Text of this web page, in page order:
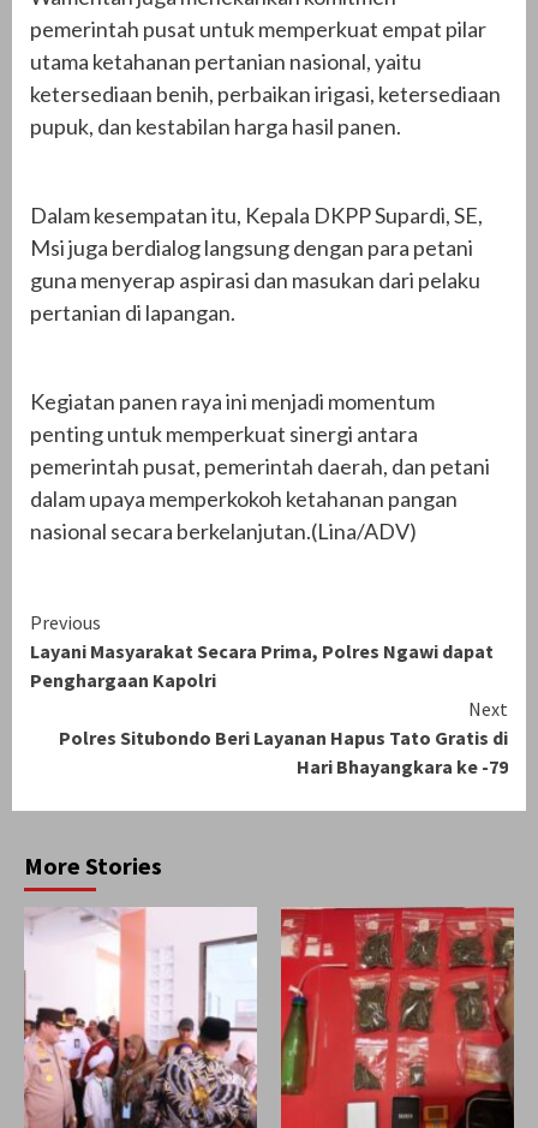
pemerintah pusat untuk memperkuat empat pilar
utama ketahanan pertanian nasional, yaitu
ketersediaan benih, perbaikan irigasi, ketersediaan
pupuk, dan kestabilan harga hasil panen.
Dalam kesempatan itu, Kepala DKPP Supardi, SE,
Msi juga berdialog langsung dengan para petani
guna menyerap aspirasi dan masukan dari pelaku
pertanian di lapangan.
Kegiatan panen raya ini menjadi momentum
penting untuk memperkuat sinergi antara
pemerintah pusat, pemerintah daerah, dan petani
dalam upaya memperkokoh ketahanan pangan
nasional secara berkelanjutan.(Lina/ADV)
Continue
Reading
Previous
Layani Masyarakat Secara Prima, Polres Ngawi dapat
Penghargaan Kapolri
Next
Polres Situbondo Beri Layanan Hapus Tato Gratis di
Hari Bhayangkara ke -79
More Stories